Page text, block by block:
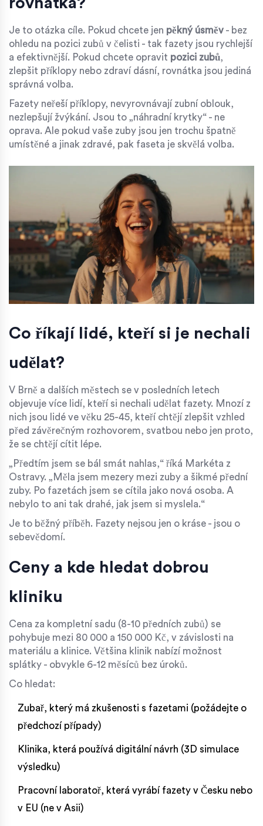
Je to otázka cíle. Pokud chcete jen pěkný úsměv - bez
ohledu na pozici zubů v čelisti - tak fazety jsou rychlejší
a efektivnější. Pokud chcete opravit pozici zubů,
zlepšit příklopy nebo zdraví dásní, rovnátka jsou jediná
správná volba.
Fazety neřeší příklopy, nevyrovnávají zubní oblouk,
nezlepšují žvýkání. Jsou to „náhradní krytky“ - ne
oprava. Ale pokud vaše zuby jsou jen trochu špatně
umístěné a jinak zdravé, pak faseta je skvělá volba.
Co říkají lidé, kteří si je nechali
udělat?
V Brně a dalších městech se v posledních letech
objevuje více lidí, kteří si nechali udělat fazety. Mnozí z
nich jsou lidé ve věku 25-45, kteří chtějí zlepšit vzhled
před závěrečným rozhovorem, svatbou nebo jen proto,
že se chtějí cítit lépe.
„Předtím jsem se bál smát nahlas,“ říká Markéta z
Ostravy. „Měla jsem mezery mezi zuby a šikmé přední
zuby. Po fazetách jsem se cítila jako nová osoba. A
nebylo to ani tak drahé, jak jsem si myslela.“
Je to běžný příběh. Fazety nejsou jen o kráse - jsou o
sebevědomí.
Ceny a kde hledat dobrou
kliniku
Cena za kompletní sadu (8-10 předních zubů) se
pohybuje mezi 80 000 a 150 000 Kč, v závislosti na
materiálu a klinice. Většina klinik nabízí možnost
splátky - obvykle 6-12 měsíců bez úroků.
Co hledat:
Zubař, který má zkušenosti s fazetami (požádejte o
předchozí případy)
Klinika, která používá digitální návrh (3D simulace
výsledku)
Pracovní laboratoř, která vyrábí fazety v Česku nebo
v EU (ne v Asii)